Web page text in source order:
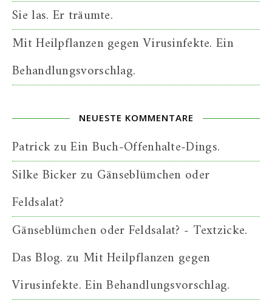
Sie las. Er träumte.
Mit Heilpflanzen gegen Virusinfekte. Ein
Behandlungsvorschlag.
NEUESTE KOMMENTARE
PatrickzuEin Buch-Offenhalte-Dings.
Silke Bickerzu Gänseblümchen oder
Feldsalat?
Gänseblümchen oder Feldsalat? - Textzicke.
Das Blog. zu Mit Heilpflanzen gegen
Virusinfekte. Ein Behandlungsvorschlag.